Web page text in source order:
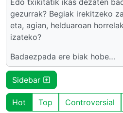
gezurrak? Begiak irekitzeko
eta, agian, helduaroan
izateko?
Badaezpada ere biak hobe…
Sidebar
Hot Top Controversial